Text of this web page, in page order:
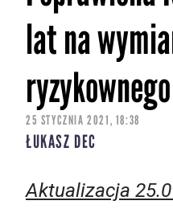
lat na
25 STYCZNIA 2021, 18:38
ŁUKASZ DEC
Aktualizacja